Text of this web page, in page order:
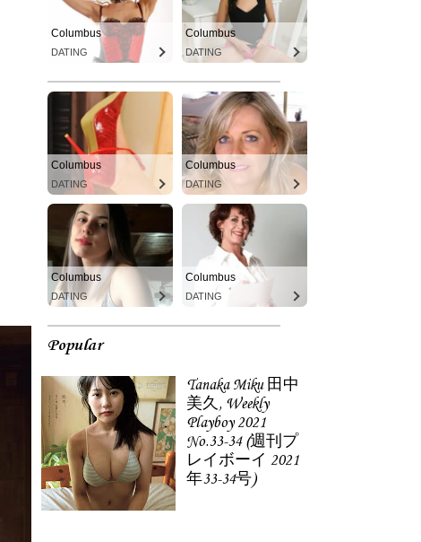
Columbus
DATING
Columbus
DATING
Columbus
DATING
Columbus
DATING
Columbus
DATING
Columbus
DATING
Popular
Tanaka Miku 田中
美久, Weekly
Playboy 2021
No.33-34 (週刊プ
レイボーイ 2021
年33-34号)